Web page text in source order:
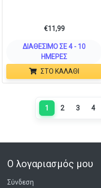
€11,99
ΔΙΑΘΈΣΙΜΟ ΣΕ 4 - 10
ΗΜΈΡΕΣ
ΣΤΟ ΚΑΛΆΘΙ
1 2 3 4
Ο λογαριασμός μου
Σύνδεση